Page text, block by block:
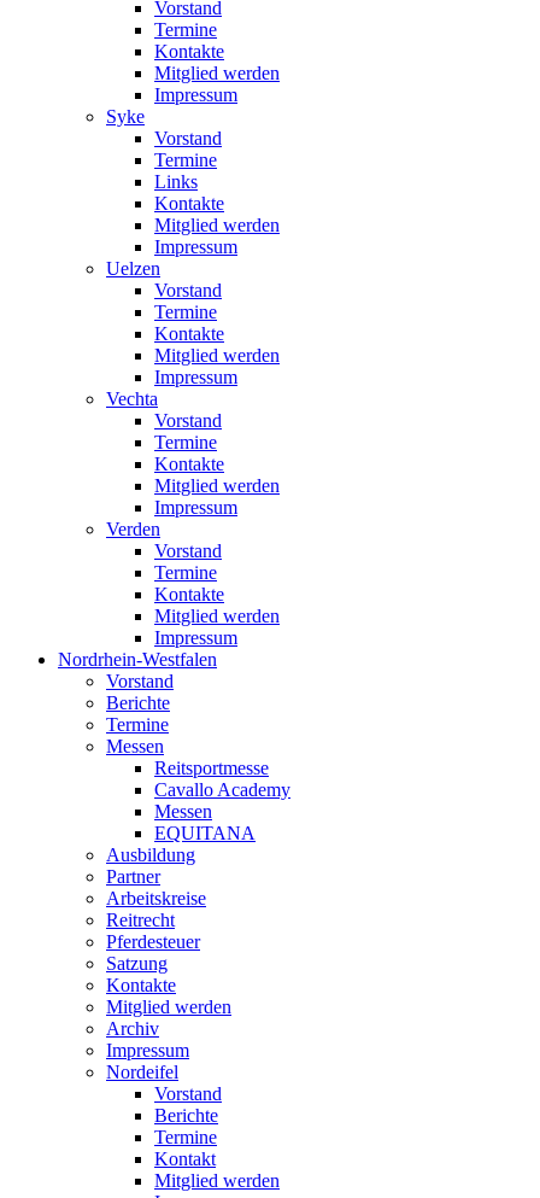
Vorstand
Termine
Kontakte
Mitglied werden
Impressum
Syke
Vorstand
Termine
Links
Kontakte
Mitglied werden
Impressum
Uelzen
Vorstand
Termine
Kontakte
Mitglied werden
Impressum
Vechta
Vorstand
Termine
Kontakte
Mitglied werden
Impressum
Verden
Vorstand
Termine
Kontakte
Mitglied werden
Impressum
Nordrhein-Westfalen
Vorstand
Berichte
Termine
Messen
Reitsportmesse
Cavallo Academy
Messen
EQUITANA
Ausbildung
Partner
Arbeitskreise
Reitrecht
Pferdesteuer
Satzung
Kontakte
Mitglied werden
Archiv
Impressum
Nordeifel
Vorstand
Berichte
Termine
Kontakt
Mitglied werden